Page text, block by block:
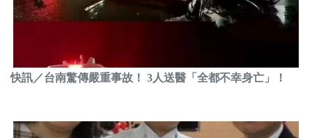
快訊／台南驚傳嚴重事故！ 3人送醫「全都不幸身亡」！